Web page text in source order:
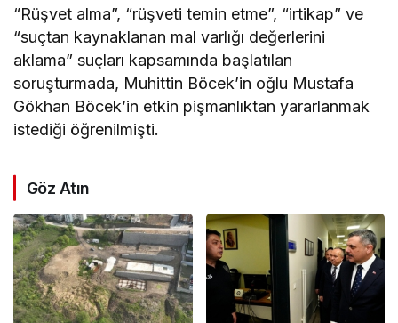
“Rüşvet alma”, “rüşveti temin etme”, “irtikap” ve
“suçtan kaynaklanan mal varlığı değerlerini
aklama” suçları kapsamında başlatılan
soruşturmada, Muhittin Böcek’in oğlu Mustafa
Gökhan Böcek’in etkin pişmanlıktan yararlanmak
istediği öğrenilmişti.
Göz Atın